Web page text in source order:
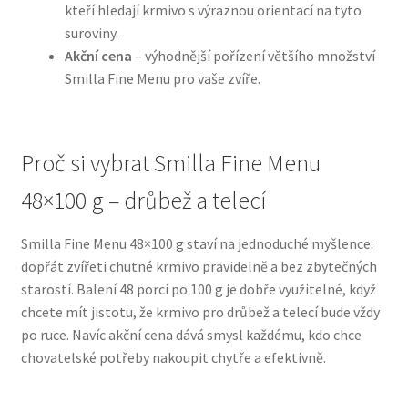
Hračky pro psy
Konzervy a kapsičky pro psy
Oblečky pro psy
Pamlsky pro psy
Pelíšky pro psy
Ortopedické pelíšky
Přepravky pro psy
kteří hledají krmivo s výraznou orientací na tyto
suroviny.
Akční cena – výhodnější pořízení většího množství
Smilla Fine Menu pro vaše zvíře.
Proč si vybrat Smilla Fine Menu
48×100 g – drůbež a telecí
Smilla Fine Menu 48×100 g staví na jednoduché myšlence:
dopřát zvířeti chutné krmivo pravidelně a bez zbytečných
starostí. Balení 48 porcí po 100 g je dobře využitelné, když
chcete mít jistotu, že krmivo pro drůbež a telecí bude vždy
po ruce. Navíc akční cena dává smysl každému, kdo chce
chovatelské potřeby nakoupit chytře a efektivně.